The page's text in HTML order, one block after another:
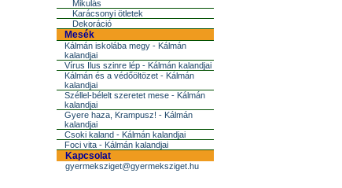
Mikulás
Karácsonyi ötletek
Dekoráció
Mesék
Kálmán iskolába megy - Kálmán
kalandjai
Vírus Ilus szinre lép - Kálmán kalandjai
Kálmán és a védőöltözet - Kálmán
kalandjai
Széllel-bélelt szeretet mese - Kálmán
kalandjai
Gyere haza, Krampusz! - Kálmán
kalandjai
Csoki kaland - Kálmán kalandjai
Foci vita - Kálmán kalandjai
Kapcsolat
gyermeksziget@gyermeksziget.hu